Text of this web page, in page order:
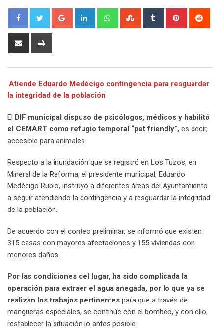
Google+ LinkedIn WhatsappStumbleUpon
Tumblr Pinterest
Share
Atiende Eduardo Medécigo contingencia para resguardar
la integridad de la población
El DIF municipal dispuso de psicólogos, médicos y habilitó
el CEMART como refugio temporal “pet friendly”, es decir,
accesible para animales.
Respecto a la inundación que se registró en Los Tuzos, en
Mineral de la Reforma, el presidente municipal, Eduardo
Medécigo Rubio, instruyó a diferentes áreas del Ayuntamiento
a seguir atendiendo la contingencia y a resguardar la integridad
de la población.
De acuerdo con el conteo preliminar, se informó que existen
315 casas con mayores afectaciones y 155 viviendas con
menores daños.
Por las condiciones del lugar, ha sido complicada la
operación para extraer el agua anegada, por lo que ya se
realizan los trabajos pertinentes para que a través de
mangueras especiales, se continúe con el bombeo, y con ello,
restablecer la situación lo antes posible.